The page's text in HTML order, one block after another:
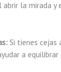
la mirada y
Si tienes cejas
a equilibrar